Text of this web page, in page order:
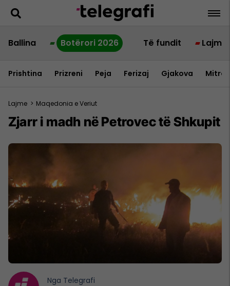
Ballina Botërori 2026 Të fundit Lajme
Prishtina Prizreni Peja Ferizaj Gjakova
Lajme > Maqedonia e Veriut
Zjarr i madh në Petrovec të Shkupit
Nga Telegrafi